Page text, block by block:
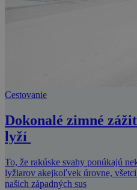
Cestovanie
Dokonalé zimné
lyží
To, že rakúske svahy ponúkajú
lyžiarov akejkoľvek úrovne,
našich západných sus